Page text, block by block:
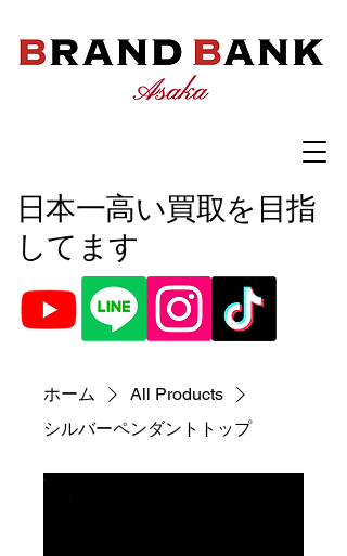
​日本一高い買取を目指
してます
ホーム
All Products
シルバーペンダントトップ